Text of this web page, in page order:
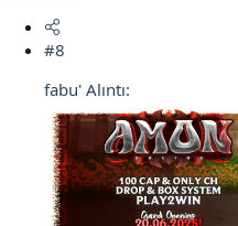
#8
fabu' Alıntı: